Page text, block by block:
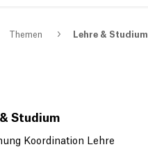
Themen Lehre & Studium
& Studium
Koordination Lehre